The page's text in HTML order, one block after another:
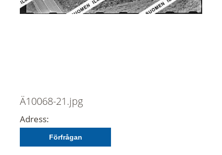
Ä10068-21.jpg
Adress:
Förfrågan